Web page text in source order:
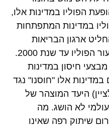
הפוליו במדינות אלו,
במדינות המתפתחות
ארגון הבריאות
ה-90 נערכו מבצעי חיסון במדינות
במדינות אלו "חוסנו" נגד
היעד המוצהר של
לא הושג. מה
שיתוק רפה שאינו